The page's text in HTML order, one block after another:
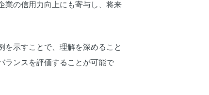
業の信用力向上にも寄与し、将来
を示すことで、理解を深めること
ランスを評価することが可能で